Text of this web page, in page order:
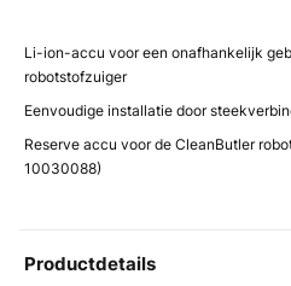
Li-ion-accu voor een onafhankelijk
robotstofzuiger
Eenvoudige installatie door
Reserve accu voor de CleanButler
10030088)
Productdetails